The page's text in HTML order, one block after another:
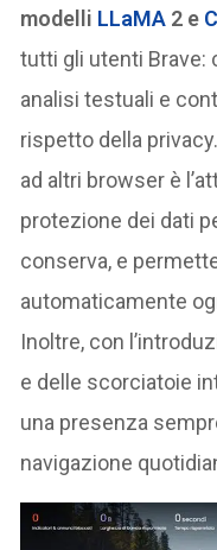
modelli LLaMA 2 e
tutti gli utenti Brave:
analisi testuali e
rispetto della
ad altri browser è
protezione dei dati
conserva, e
automaticamente
Inoltre, con
e delle scorciatoie
una presenza
navigazione